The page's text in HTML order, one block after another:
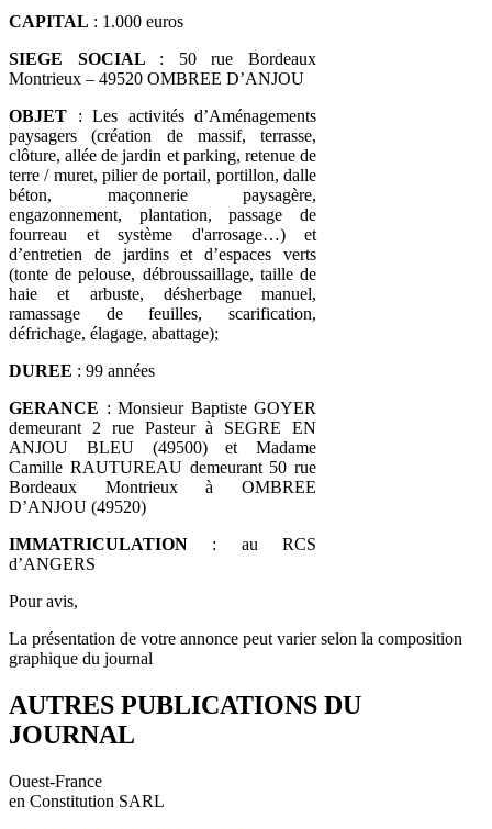
CAPITAL : 1.000 euros
SIEGE SOCIAL : 50 rue Bordeaux
Montrieux – 49520 OMBREE D’ANJOU
OBJET : Les activités d’Aménagements
paysagers (création de massif, terrasse,
clôture, allée de jardin et parking, retenue de
terre / muret, pilier de portail, portillon, dalle
béton, maçonnerie paysagère,
engazonnement, plantation, passage de
fourreau et système d'arrosage…) et
d’entretien de jardins et d’espaces verts
(tonte de pelouse, débroussaillage, taille de
haie et arbuste, désherbage manuel,
ramassage de feuilles, scarification,
défrichage, élagage, abattage);
DUREE : 99 années
GERANCE : Monsieur Baptiste GOYER
demeurant 2 rue Pasteur à SEGRE EN
ANJOU BLEU (49500) et Madame
Camille RAUTUREAU demeurant 50 rue
Bordeaux Montrieux à OMBREE
D’ANJOU (49520)
IMMATRICULATION : au RCS
d’ANGERS
Pour avis,
La présentation de votre annonce peut varier selon la composition
graphique du journal
AUTRES PUBLICATIONS DU
JOURNAL
Ouest-France
en Constitution SARL